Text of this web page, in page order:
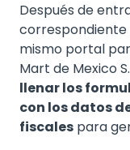
Después de
correspondiente
mismo portal
Mart de Mexico
llenar los
con los datos
fiscales para